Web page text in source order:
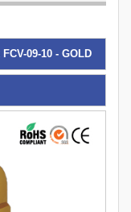
09-10 - GOLD